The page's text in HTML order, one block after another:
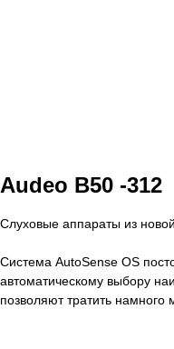
Audeo B50 -312
Слуховые аппараты из
Система AutoSense OS
автоматическому выбору
позволяют тратить